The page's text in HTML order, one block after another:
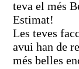
teva el més
Estimat!
Les teves
avui han de
més belles